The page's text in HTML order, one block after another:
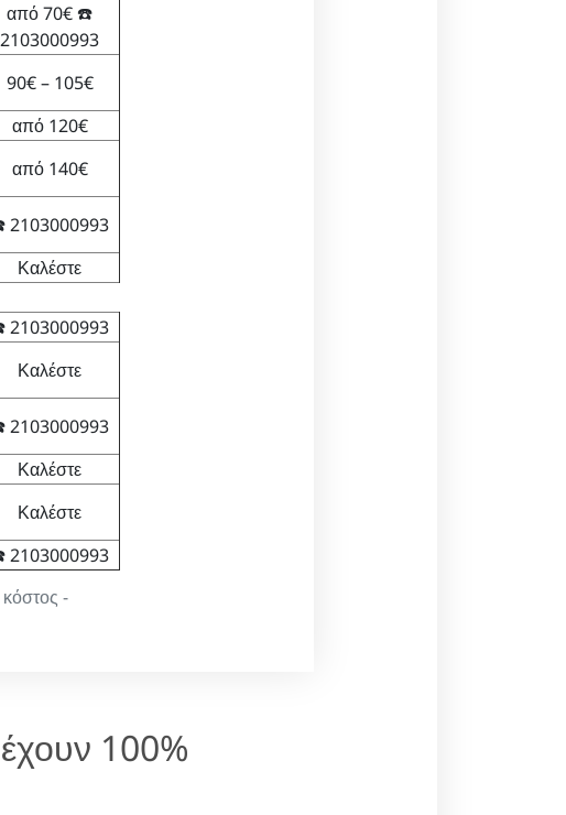
-
από 70€ ☎️
2103000993
90€ – 105€
από 120€
από 140€
2103000993
Καλέστε
2103000993
Καλέστε
2103000993
Καλέστε
Καλέστε
2103000993
100%